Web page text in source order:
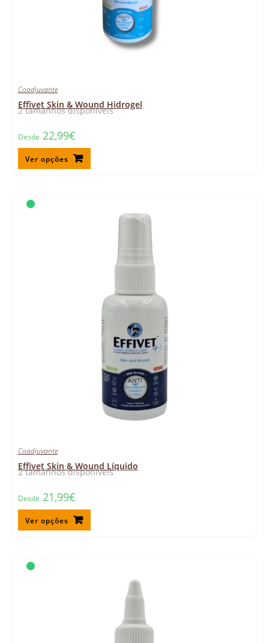
2 tamanhos disponíveis
Coadjuvante
Effivet Skin & Wound Hidrogel
Desde 22,99€
Ver opções
2 tamanhos disponíveis
Coadjuvante
Effivet Skin & Wound Líquido
Desde 21,99€
Ver opções